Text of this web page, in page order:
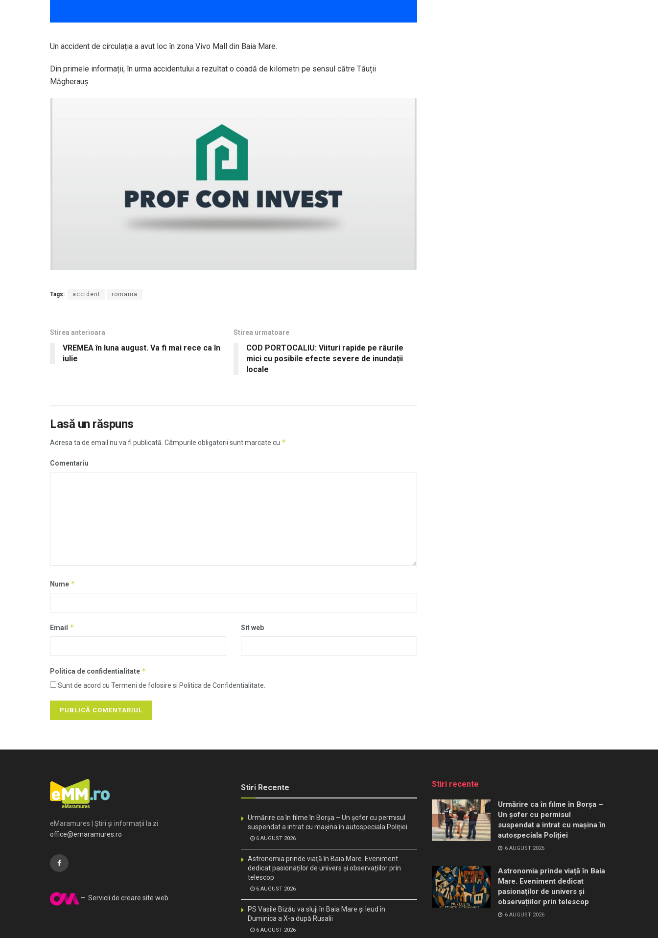
Un accident de circulația a avut loc în zona Vivo Mall din Baia Mare.
Din primele informații, în urma accidentului a rezultat o coadă de kilometri pe sensul către Tăuții
Măgherauș.
Tags: accident romania
Stirea anterioara
VREMEA în luna august. Va fi mai rece ca în
iulie
Stirea urmatoare
COD PORTOCALIU: Viituri rapide pe râurile
mici cu posibile efecte severe de inundații
locale
Lasă un răspuns
Adresa ta de email nu va fi publicată. Câmpurile obligatorii sunt marcate cu *
Comentariu
Nume *
Email * Sit web
Politica de confidentialitate *
Sunt de acord cu Termeni de folosire si Politica de Confidentialitate.
eMaramures | Știri și informații la zi
office@emaramures.ro
– Servicii de creare site web
Stiri Recente
Urmărire ca în filme în Borșa – Un șofer cu permisul
suspendat a intrat cu mașina în autospeciala Poliției
6 AUGUST 2026
Astronomia prinde viață în Baia Mare. Eveniment
dedicat pasionaților de univers și observațiilor prin
telescop
6 AUGUST 2026
PS Vasile Bizău va sluji în Baia Mare și Ieud în
Duminica a X-a după Rusalii
6 AUGUST 2026
Stiri recente
Urmărire ca în filme în Borșa –
Un șofer cu permisul
suspendat a intrat cu mașina în
autospeciala Poliției
6 AUGUST 2026
Astronomia prinde viață în Baia
Mare. Eveniment dedicat
pasionaților de univers și
observațiilor prin telescop
6 AUGUST 2026